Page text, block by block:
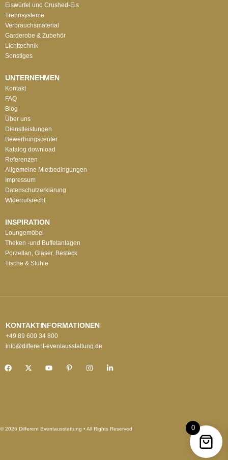
Eiswürfel und Crushed-Eis
Trennsysteme
Verbrauchsmaterial
Garderobe & Zubehör
Lichttechnik
Sonstiges
UNTERNEHMEN
Kontakt
FAQ
Blog
Über uns
Dienstleistungen
Bewerbungscenter
Katalog download
Referenzen
Allgemeine Mietbedingungen
Impressum
Datenschutzerklärung
Widerrufsrecht
INSPIRATION
Loungemöbel
Theken -und Buffetanlagen
Porzellan, Gläser, Besteck
Tische & Stühle
KONTAKTINFORMATIONEN
+49 89 600 34 800
info@different-eventausstattung.de
© 2026 Different Eventausstattung • All Rights Reserved 0